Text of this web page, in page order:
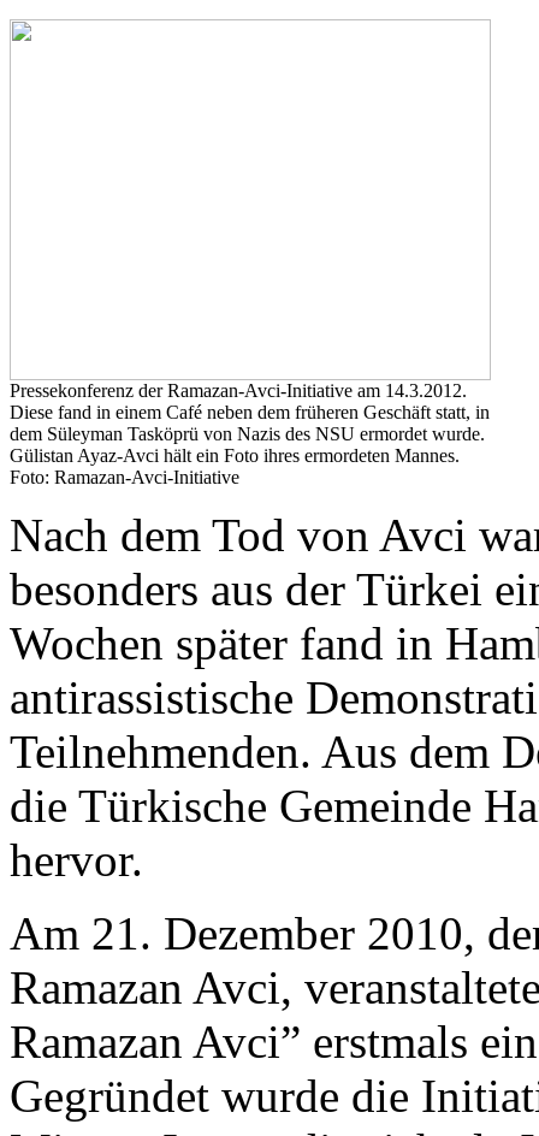
Pressekonferenz der Ramazan-Avci-Initiative am 14.3.2012.
Diese fand in einem Café neben dem früheren Geschäft statt, in
dem Süleyman Tasköprü von Nazis des NSU ermordet wurde.
Gülistan Ayaz-Avci hält ein Foto ihres ermordeten Mannes.
Foto: Ramazan-Avci-Initiative
Nach dem Tod von Avci
besonders aus der Türkei
Wochen später fand in
antirassistische
Teilnehmenden. Aus dem
die Türkische Gemeinde
hervor.
Am 21. Dezember 2010,
Ramazan Avci,
Ramazan Avci” erstmals
Gegründet wurde die